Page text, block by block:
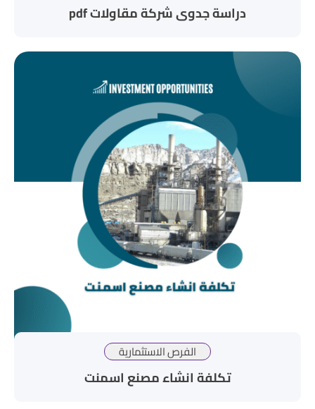
دراسة جدوى شركة مقاولات pdf
الفرص الاستثمارية
تكلفة انشاء مصنع اسمنت